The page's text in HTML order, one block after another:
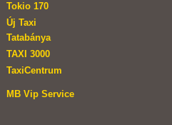
Tokio 170
Új Taxi
Tatabánya
TAXI 3000
TaxiCentrum
MB Vip Service